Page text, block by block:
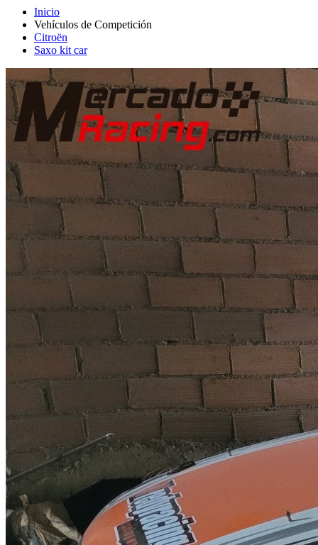
Vehículos de Competición
Citroën
Saxo kit car